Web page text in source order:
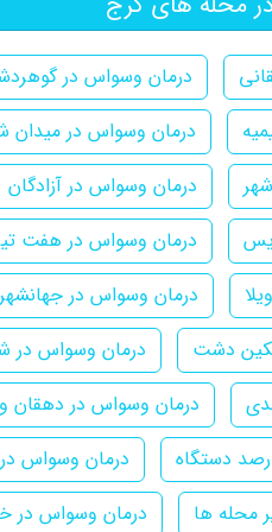
درمان وسواس در
درمان وسواس در میدان
درمان وسواس در آزادگان
درمان وسواس در هفت
درمان وسواس در جهانشهر
دشت
درمان وسواس در
درمان وسواس در دهقان
دستگاه
درمان وسواس
محله ها
درمان وسواس در